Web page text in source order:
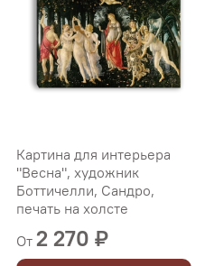
Картина для интерьера
"Весна", художник
Боттичелли, Сандро,
печать на холсте
От 2 270 ₽